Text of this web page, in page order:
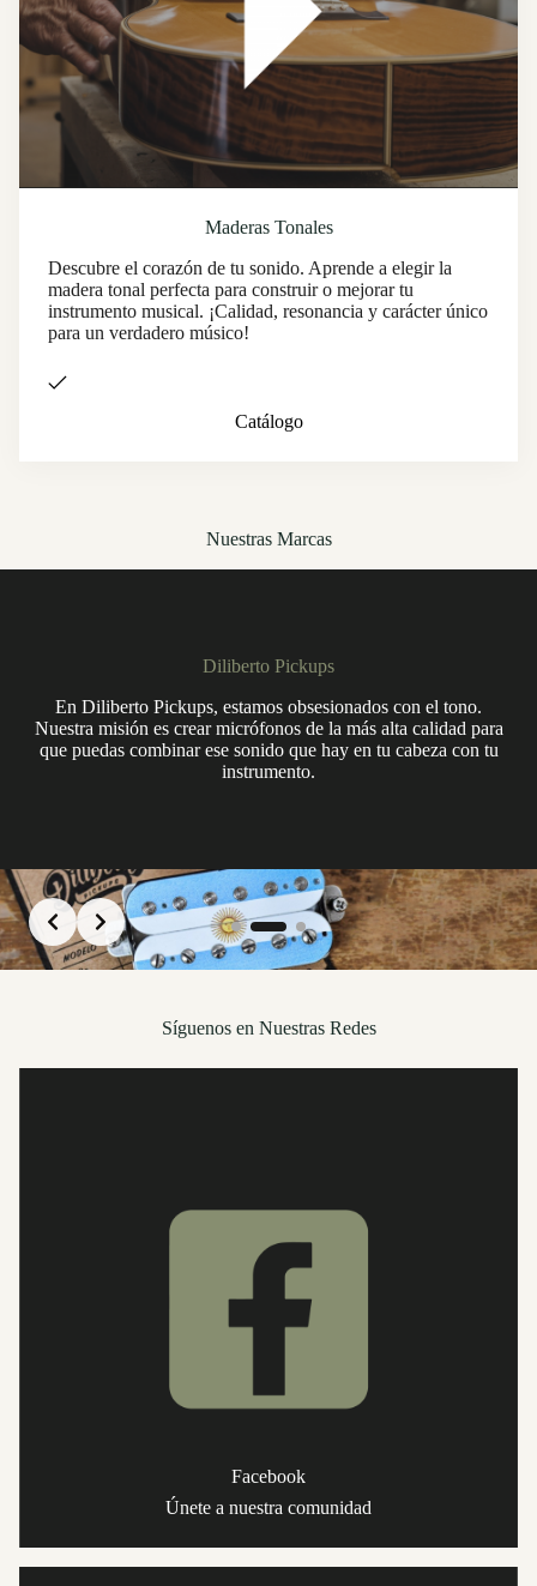
Maderas Tonales
Descubre el corazón de tu sonido. Aprende a elegir la
madera tonal perfecta para construir o mejorar tu
instrumento musical. ¡Calidad, resonancia y carácter único
para un verdadero músico!
Catálogo
Nuestras Marcas
Diliberto Pickups
En Diliberto Pickups, estamos obsesionados con el tono.
Nuestra misión es crear micrófonos de la más alta calidad para
que puedas combinar ese sonido que hay en tu cabeza con tu
instrumento.
Slide 2 of 3
Síguenos en Nuestras Redes
Facebook
Únete a nuestra comunidad